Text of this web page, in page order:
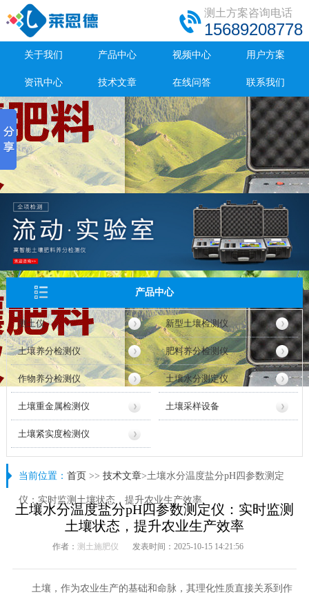
测土方案咨询电话
15689208778
关于我们 产品中心 视频中心 用户方案
资讯中心 技术文章 在线问答 联系我们
产品中心
测土仪 新型土壤检测仪
土壤养分检测仪 肥料养分检测仪
作物养分检测仪 土壤水分测定仪
土壤重金属检测仪 土壤采样设备
土壤紧实度检测仪
当前位置： 首页 >> 技术文章>土壤水分温度盐分pH四参数测定
仪：实时监测土壤状态，提升农业生产效率
土壤水分温度盐分pH四参数测定仪：实时监测
土壤状态，提升农业生产效率
作者： 测土施肥仪 发表时间：2025-10-15 14:21:56
土壤，作为农业生产的基础和命脉，其理化性质直接关系到作